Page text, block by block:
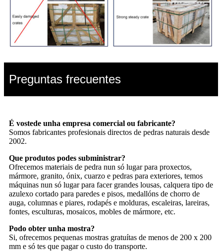
Preguntas frecuentes
É vostede unha empresa comercial ou fabricante?
Somos fabricantes profesionais directos de pedras naturais desde
2002.
Que produtos podes subministrar?
Ofrecemos materiais de pedra nun só lugar para proxectos,
mármore, granito, ónix, cuarzo e pedras para exteriores, temos
máquinas nun só lugar para facer grandes lousas, calquera tipo de
azulexo cortado para paredes e pisos, medallóns de chorro de
auga, columnas e piares, rodapés e molduras, escaleiras, lareiras,
fontes, esculturas, mosaicos, mobles de mármore, etc.
Podo obter unha mostra?
Si, ofrecemos pequenas mostras gratuítas de menos de 200 x 200
mm e só tes que pagar o custo do transporte.